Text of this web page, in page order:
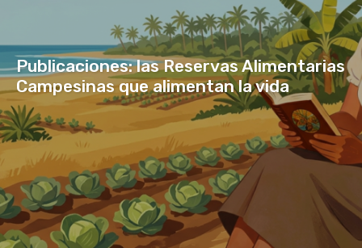
Publicaciones: las Reservas Alimentarias
Campesinas que alimentan la vida